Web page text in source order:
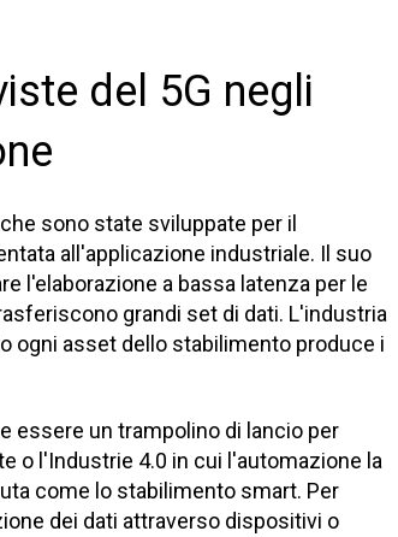
del 5G negli
sono state sviluppate per il
all'applicazione industriale. Il suo
l'elaborazione a bassa latenza per le
grandi set di dati. L'industria
ogni asset dello stabilimento produce i
essere un trampolino di lancio per
o l'Industrie 4.0 in cui l'automazione la
come lo stabilimento smart. Per
dei dati attraverso dispositivi o